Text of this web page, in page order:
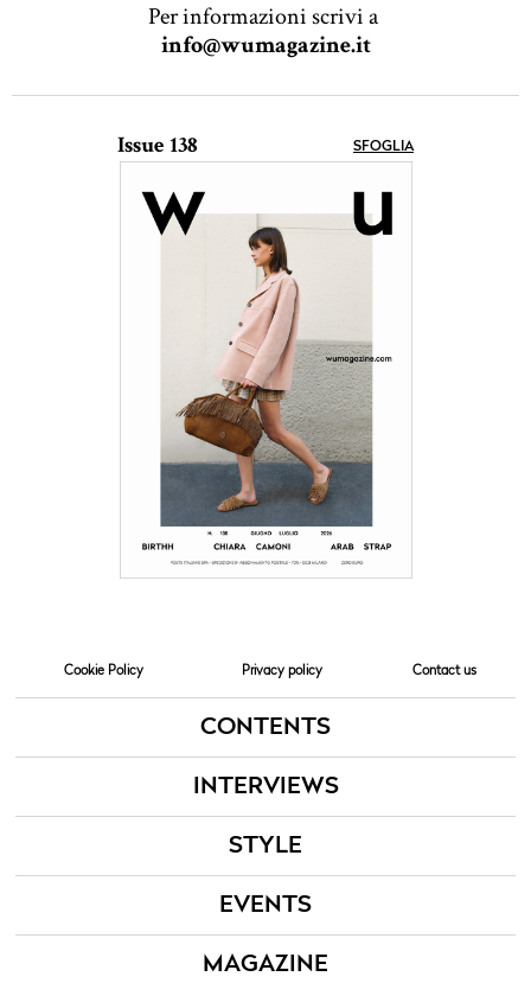
Per informazioni scrivi a
info@wumagazine.it
Issue 138 SFOGLIA
Cookie Policy Privacy policy Contact us
CONTENTS
INTERVIEWS
STYLE
EVENTS
MAGAZINE